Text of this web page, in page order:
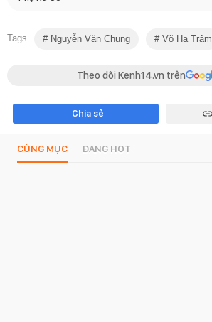
Tags Nguyễn Văn Chung Võ Hạ Trâm
Theo dõi Kenh14.vn trên
Chia sẻ
CÙNG MỤC ĐANG HOT